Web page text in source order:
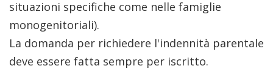
situazioni specifiche come nelle famiglie
monogenitoriali).
La domanda per richiedere l'indennità parentale
deve essere fatta sempre per iscritto.